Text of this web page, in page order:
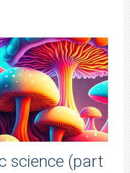
science (part